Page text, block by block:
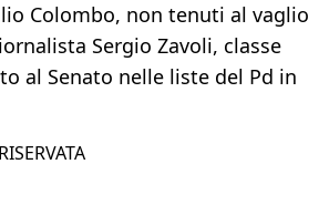
Colombo, non tenuti al vaglio
Sergio Zavoli, classe
al Senato nelle liste del Pd in